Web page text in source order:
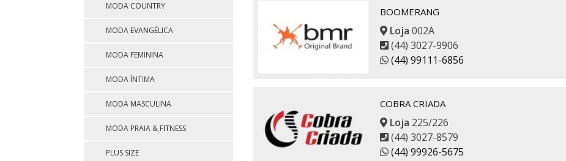
MODA COUNTRY
MODA EVANGÉLICA
MODA FEMININA
MODA ÍNTIMA
MODA MASCULINA
MODA PRAIA & FITNESS
PLUS SIZE
BOOMERANG
Loja 002A
(44) 3027-9906
(44) 99111-6856
COBRA CRIADA
Loja 225/226
(44) 3027-8579
(44) 99926-5675